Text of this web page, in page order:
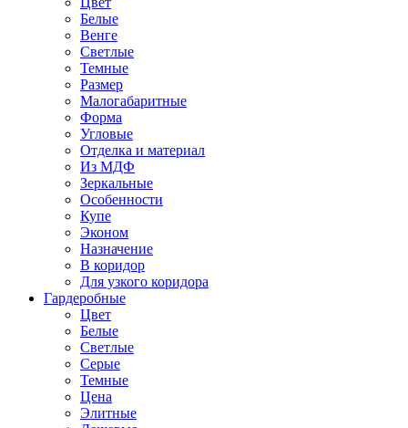
Белые
Венге
Светлые
Темные
Размер
Малогабаритные
Форма
Угловые
Отделка и материал
Из МДФ
Зеркальные
Особенности
Купе
Эконом
Назначение
В коридор
Для узкого коридора
Гардеробные
Цвет
Белые
Светлые
Серые
Темные
Цена
Элитные